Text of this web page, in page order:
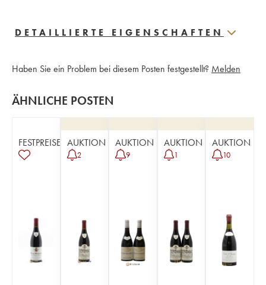
DETAILLIERTE EIGENSCHAFTEN
Haben Sie ein Problem bei diesem Posten festgestellt? Melden
ÄHNLICHE POSTEN
FESTPREISE AUKTION
2
AUKTION
9
AUKTION
1
AUKTION
10